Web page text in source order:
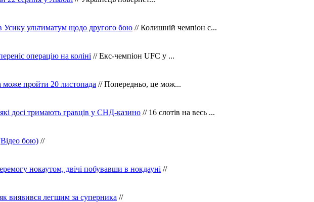
Усику ультиматум щодо другого бою // Колишній чемпіон с...
операцію на коліні // Екс-чемпіон UFC у ...
пройти 20 листопада // Попередньо, це мож...
досі тримають гравців у СНД-казино // 16 слотів на весь ...
бою) //
нокаутом, двічі побувавши в нокдауні //
виявився легшим за суперника //